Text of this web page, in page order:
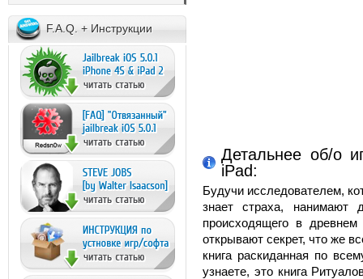
F.A.Q. + Инструкции
Детальнее об/о
iPad:
Будучи исследователем,
знает страха, нанимают
происходящего в
открывают секрет, что же
книга раскиданная по
узнаете, это книга